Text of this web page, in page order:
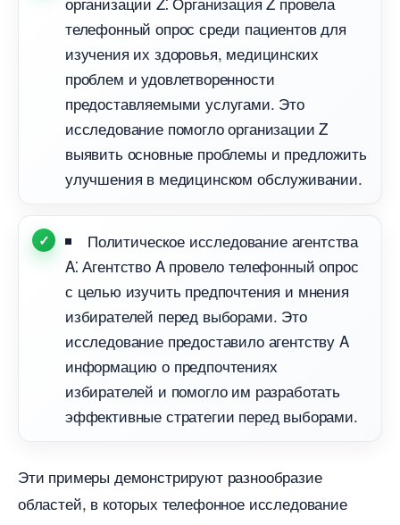
телефонный опрос среди пациентов для
изучения их здоровья, медицинских
проблем и удовлетворенности
предоставляемыми услугами.​ Это
исследование помогло организации Z
ыявить основные проблемы и предложить
улучшения в медицинском обслуживании.​
Политическое исследование агентства
A⁚ Агентство A провело телефонный опрос
с целью изучить предпочтения и мнения
избирателей перед выборами.​ Это
исследование предоставило агентству A
информацию о предпочтениях
избирателей и помогло им разработать
эффективные стратегии перед выборами.
Эти примеры демонстрируют разнообразие
областей, в которых телефонное исследование